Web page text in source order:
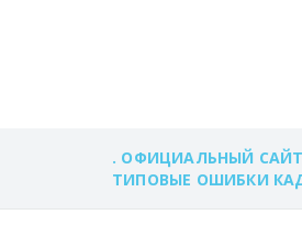
. ОФИЦИАЛЬНЫЙ
ТИПОВЫЕ ОШИБКИ